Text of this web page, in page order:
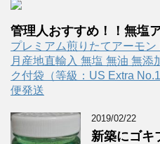
管理人おすすめ！！無塩
プレミアム煎りたてアーモ
月産地直輸入 無塩 無油 無添
ク付袋（等級：US Extra
便発送
2019/02/22
新築にゴキ